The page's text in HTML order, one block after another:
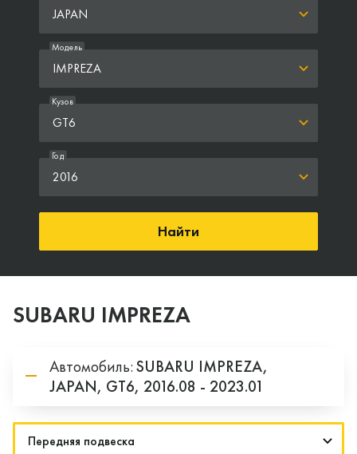
JAPAN
IMPREZA
Модель
GT6
Кузов
2016
Год
Найти
SUBARU IMPREZA
Автомобиль:SUBARU IMPREZA,
JAPAN, GT6, 2016.08 - 2023.01